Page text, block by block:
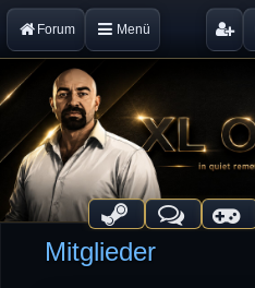
Forum Menü
Mitglieder